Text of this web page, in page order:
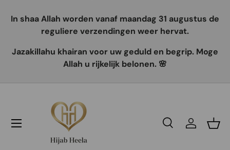
In shaa Allah worden vanaf maandag 31 augustus de
reguliere verzendingen weer hervat.
Jazakillahu khairan voor uw geduld en begrip. Moge
Allah u rijkelijk belonen. 🌸
Recherche
Se